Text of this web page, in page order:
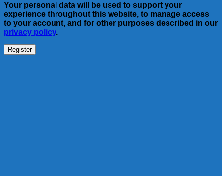
Your personal data will be used to support your
experience throughout this website, to manage access
to your account, and for other purposes described in our
privacy policy.
Register